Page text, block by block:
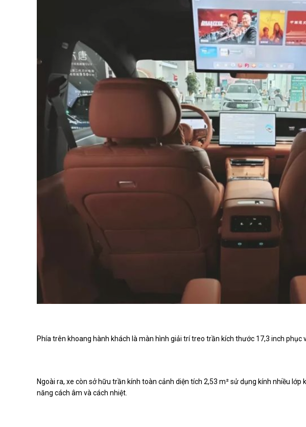
Phía trên khoang hành khách là màn hình giải trí treo trần kích thước 17,3 inch phục
Ngoài ra, xe còn sở hữu trần kính toàn cảnh diện tích 2,53 m² sử dụng kính nhiều
năng cách âm và cách nhiệt.